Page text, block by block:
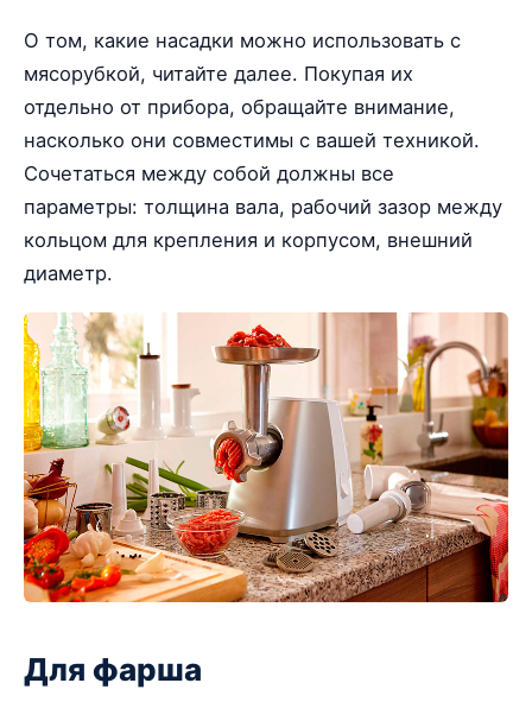
О том, какие насадки можно использовать с
мясорубкой, читайте далее. Покупая их
отдельно от прибора, обращайте внимание,
насколько они совместимы с вашей техникой.
Сочетаться между собой должны все
параметры: толщина вала, рабочий зазор между
кольцом для крепления и корпусом, внешний
диаметр.
Для фарша